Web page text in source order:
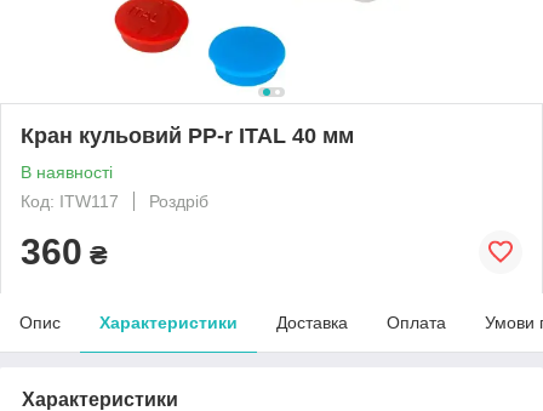
Кран кульовий PP-r ITAL 40 мм
В наявності
Код: ITW117
Роздріб
360 ₴
Опис Характеристики Доставка Оплата Умови
Характеристики